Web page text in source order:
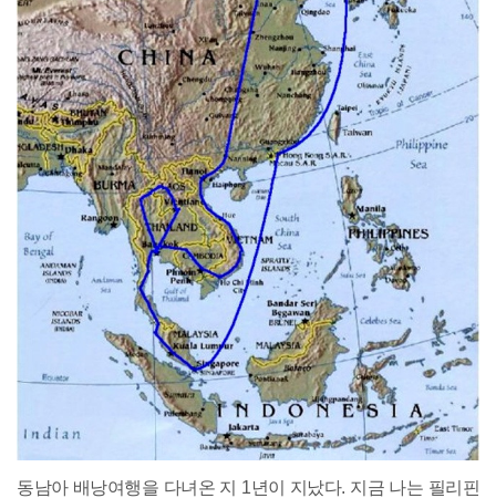
동남아 배낭여행을 다녀온 지 1년이 지났다. 지금 나는 필리핀